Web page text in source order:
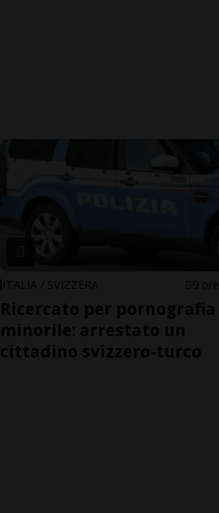
ITALIA / SVIZZERA 9 ore
Ricercato per pornografia
minorile: arrestato un
cittadino svizzero-turco